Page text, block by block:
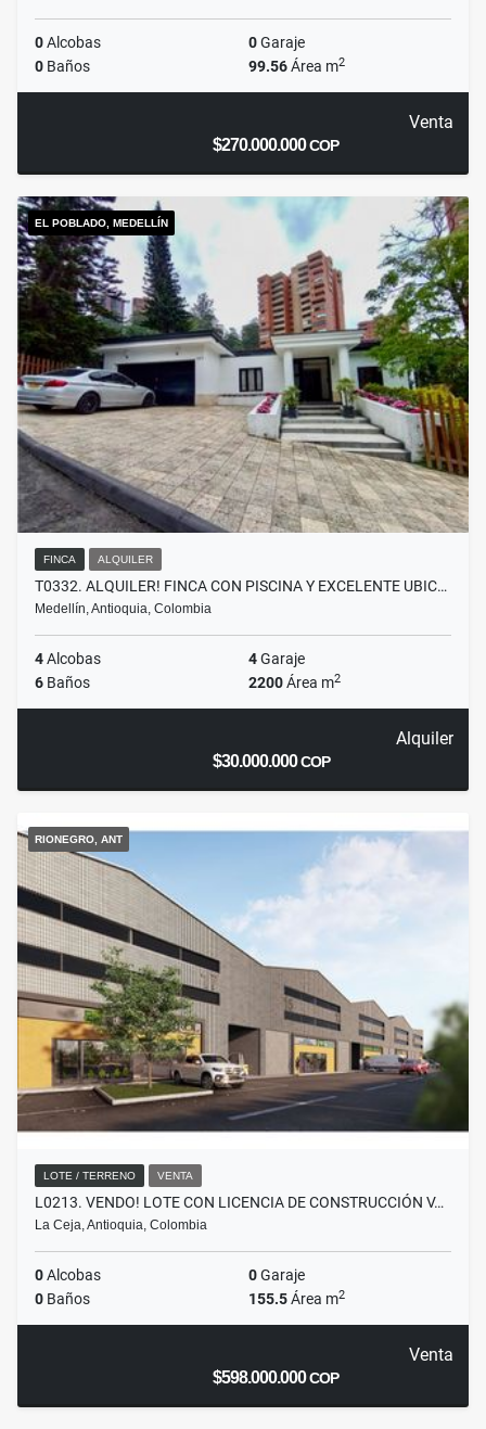
0Alcobas 0Garaje
0 Baños 99.56Área m2
Venta
$270.000.000COP
EL POBLADO, MEDELLÍN
FINCA ALQUILER
T0332. ALQUILER! FINCA CON PISCINA Y EXCELENTE UBIC…
Medellín, Antioquia, Colombia
4Alcobas 4Garaje
6 Baños 2200Área m2
Alquiler
$30.000.000COP
RIONEGRO, ANT
LOTE / TERRENO VENTA
L0213. VENDO! LOTE CON LICENCIA DE CONSTRUCCIÓN V…
La Ceja, Antioquia, Colombia
0Alcobas 0Garaje
0 Baños 155.5Área m2
Venta
$598.000.000COP